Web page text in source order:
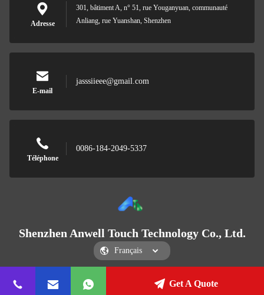
Adresse
301, bâtiment A, n° 51, rue Youganyuan, communauté
Anliang, rue Yuanshan, Shenzhen
E-mail
jasssiieee@gmail.com
Téléphone
0086-184-2049-5337
Shenzhen Anwell Touch Technology Co., Ltd.
Shenzhen Anwell Touch Technology Co., Ltd.
Get A Quote